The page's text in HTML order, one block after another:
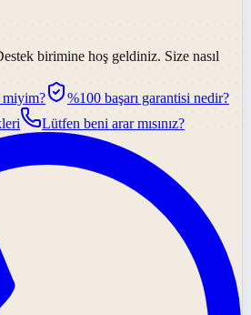
birimine hoş geldiniz. Size nasıl
%100 başarı garantisi nedir?
Lütfen beni arar mısınız?